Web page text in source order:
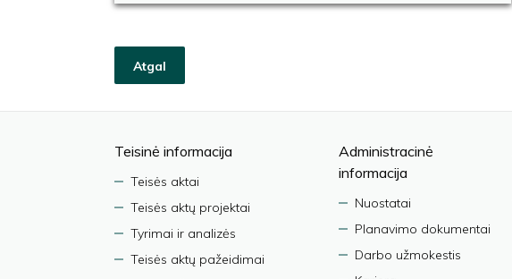
Atgal
Teisinė informacija
Teisės aktai
Teisės aktų projektai
Tyrimai ir analizės
Teisės aktų pažeidimai
Administracinė
informacija
Nuostatai
Planavimo dokumentai
Darbo užmokestis